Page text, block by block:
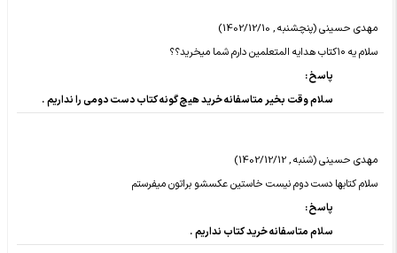
مهدی حسینی (پنچشنبه , 1402/12/10)
سلام یه ۱۰کتاب هدایه المتعلمین دارم شما میخرید؟؟
پاسخ :
سلام وقت بخیر متاسفانه خرید هیچ گونه کتاب دست دومی را نداریم .
مهدی حسینی (شنبه , 1402/12/12)
سلام کتابها دست دوم نیست خاستین عکسشو براتون میفرستم
پاسخ :
سلام متاسفانه خرید کتاب نداریم .